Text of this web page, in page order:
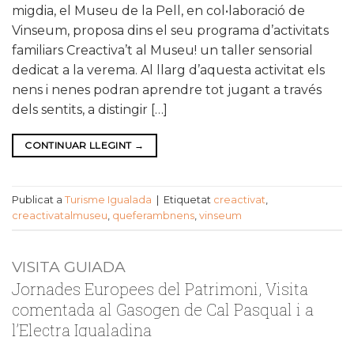
migdia, el Museu de la Pell, en col•laboració de
Vinseum, proposa dins el seu programa d’activitats
familiars Creactiva’t al Museu! un taller sensorial
dedicat a la verema. Al llarg d’aquesta activitat els
nens i nenes podran aprendre tot jugant a través
dels sentits, a distingir […]
CONTINUAR LLEGINT →
Publicat a Turisme Igualada | Etiquetat creactivat
creactivatalmuseu queferambnens vinseum
VISITA GUIADA
Jornades Europees del Patrimoni, Visita
comentada al Gasogen de Cal Pasqual i a
l’Electra Igualadina